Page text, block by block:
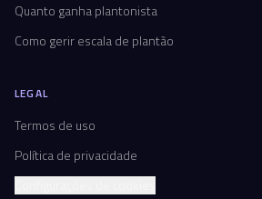
Quanto ganha plantonista
Como gerir escala de plantão
LEGAL
Termos de uso
Política de privacidade